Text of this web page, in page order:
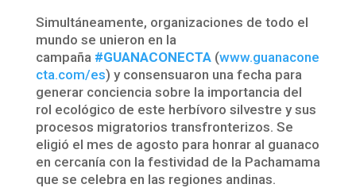
Simultáneamente, organizaciones de todo el
mundo se unieron en la
campaña #GUANACONECTA (www.guanacone
cta.com/es) y consensuaron una fecha para
generar conciencia sobre la importancia del
rol ecológico de este herbívoro silvestre y sus
procesos migratorios transfronterizos. Se
eligió el mes de agosto para honrar al guanaco
en cercanía con la festividad de la Pachamama
que se celebra en las regiones andinas.